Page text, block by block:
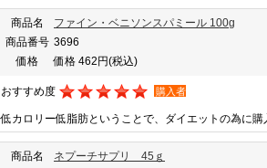
商品名
ファイン・ベニソンスパミール 100g
商品番号 3696
価格
価格 462円(税込)
おすすめ度 購入者
低カロリー低脂肪ということで、ダイエットの為に
商品名
ネプーチサプリ 45ｇ